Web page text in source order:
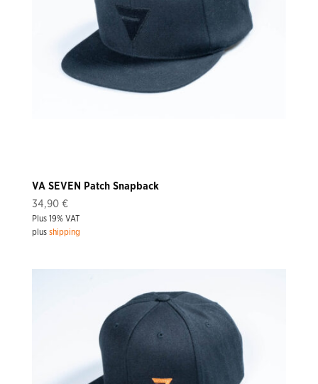
VA SEVEN Patch Snapback
34,90 €
Plus 19% VAT
plus shipping